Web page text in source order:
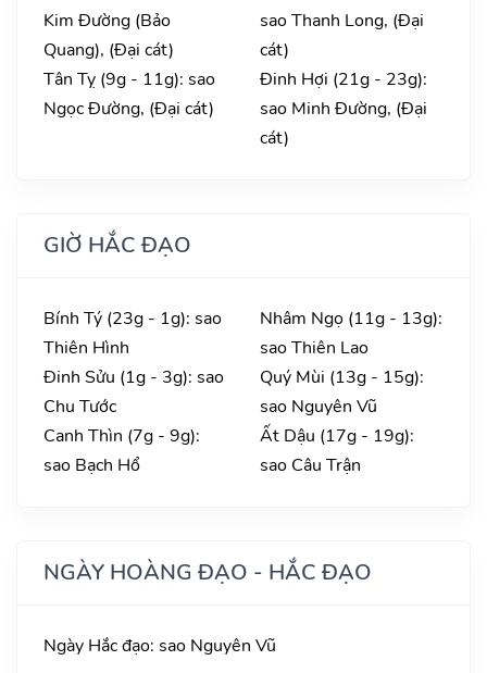
Kim Đường (Bảo
Quang), (Đại cát)
Tân Tỵ (9g - 11g): sao
Ngọc Đường, (Đại cát)
sao Thanh Long, (Đại
cát)
Đinh Hợi (21g - 23g):
sao Minh Đường, (Đại
cát)
GIỜ HẮC ĐẠO
Bính Tý (23g - 1g): sao
Thiên Hình
Đinh Sửu (1g - 3g): sao
Chu Tước
Canh Thìn (7g - 9g):
sao Bạch Hổ
Nhâm Ngọ (11g - 13g):
sao Thiên Lao
Quý Mùi (13g - 15g):
sao Nguyên Vũ
Ất Dậu (17g - 19g):
sao Câu Trận
NGÀY HOÀNG ĐẠO - HẮC ĐẠO
Ngày Hắc đạo: sao Nguyên Vũ